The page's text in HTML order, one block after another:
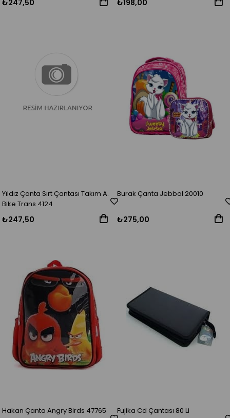
₺247,50 ₺198,00
Yıldız Çanta Sırt Çantası Takım A.
Bike Trans 4124
₺247,50
Burak Çanta Jebbol 20010
₺275,00
Hakan Çanta Angry Birds 47765 Fujika Cd Çantası 80 Li